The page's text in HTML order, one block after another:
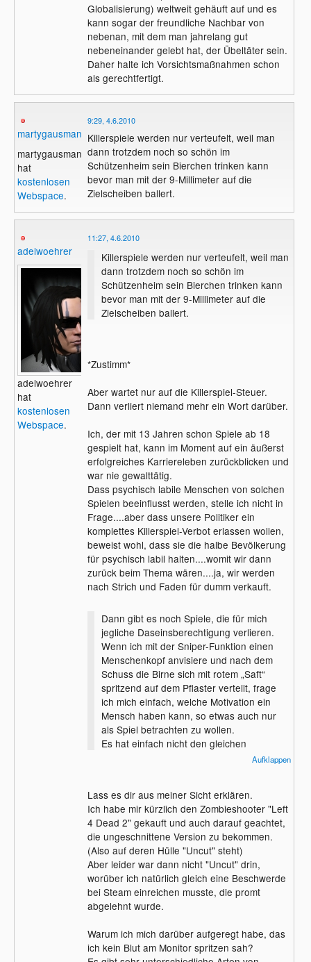
Globalisierung) weltweit gehäuft auf und es
kann sogar der freundliche Nachbar von
nebenan, mit dem man jahrelang gut
nebeneinander gelebt hat, der Übeltäter sein.
Daher halte ich Vorsichtsmaßnahmen schon
als gerechtfertigt.
martygausman
martygausman
hat
kostenlosen
Webspace.
9:29, 4.6.2010
Killerspiele werden nur verteufelt, weil man
dann trotzdem noch so schön im
Schützenheim sein Bierchen trinken kann
bevor man mit der 9-Millimeter auf die
Zielscheiben ballert.
adelwoehrer
adelwoehrer
hat
kostenlosen
Webspace.
11:27, 4.6.2010
Killerspiele werden nur verteufelt, weil man
dann trotzdem noch so schön im
Schützenheim sein Bierchen trinken kann
bevor man mit der 9-Millimeter auf die
Zielscheiben ballert.
*Zustimm*
Aber wartet nur auf die Killerspiel-Steuer.
Dann verliert niemand mehr ein Wort darüber.
Ich, der mit 13 Jahren schon Spiele ab 18
gespielt hat, kann im Moment auf ein äußerst
erfolgreiches Karriereleben zurückblicken und
war nie gewalttätig.
Dass psychisch labile Menschen von solchen
Spielen beeinflusst werden, stelle ich nicht in
Frage....aber dass unsere Politiker ein
komplettes Killerspiel-Verbot erlassen wollen,
beweist wohl, dass sie die halbe Bevölkerung
für psychisch labil halten....womit wir dann
zurück beim Thema wären....ja, wir werden
nach Strich und Faden für dumm verkauft.
Dann gibt es noch Spiele, die für mich
jegliche Daseinsberechtigung verlieren.
Wenn ich mit der Sniper-Funktion einen
Menschenkopf anvisiere und nach dem
Schuss die Birne sich mit rotem „Saft“
spritzend auf dem Pflaster verteilt, frage
ich mich einfach, welche Motivation ein
Mensch haben kann, so etwas auch nur
als Spiel betrachten zu wollen.
Es hat einfach nicht den gleichen
Stellenwert wie ein Taktikshooter oder ein
Aufklappen
Lass es dir aus meiner Sicht erklären.
Ich habe mir kürzlich den Zombieshooter "Left
4 Dead 2" gekauft und auch darauf geachtet,
die ungeschnittene Version zu bekommen.
(Also auf deren Hülle "Uncut" steht)
Aber leider war dann nicht "Uncut" drin,
worüber ich natürlich gleich eine Beschwerde
bei Steam einreichen musste, die promt
abgelehnt wurde.
Warum ich mich darüber aufgeregt habe, das
ich kein Blut am Monitor spritzen sah?